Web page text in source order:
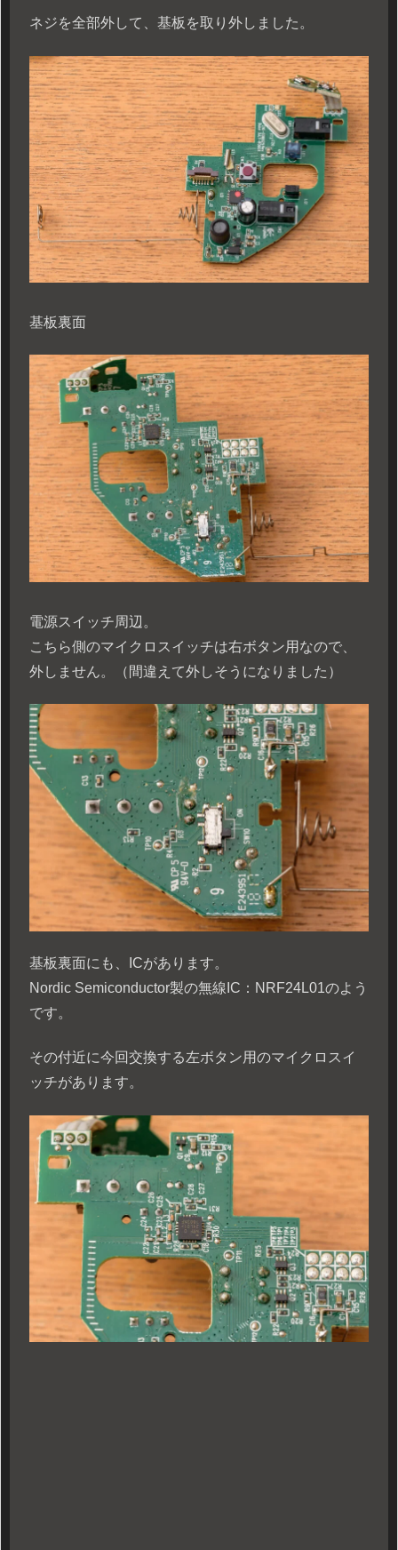
ネジを全部外して、基板を取り外しました。
基板裏面
電源スイッチ周辺。
こちら側のマイクロスイッチは右ボタン用なので、
外しません。（間違えて外しそうになりました）
基板裏面にも、ICがあります。
Nordic Semiconductor製の無線IC：NRF24L01のよう
です。
その付近に今回交換する左ボタン用のマイクロスイ
ッチがあります。